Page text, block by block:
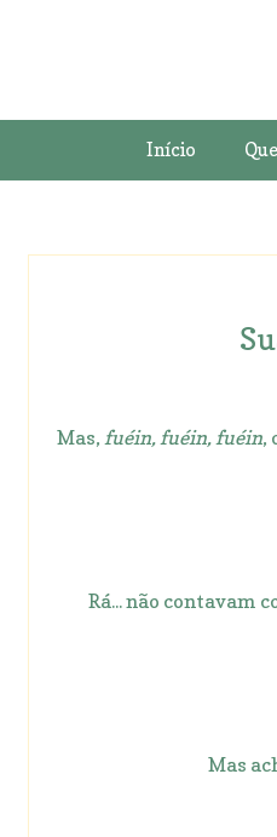
Início
Mas, fuéin, fuéin, fuéin,
Rá... não contavam
Mas